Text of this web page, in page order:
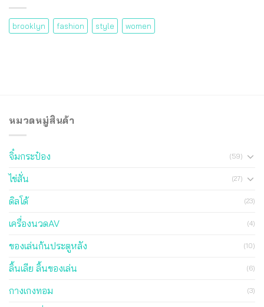
brooklyn fashion style women
หมวดหมู่สินค้า
จิ๋มกระป๋อง (59)
ไข่สั่น (27)
ดิลโด้ (23)
เครื่องนวดAV (4)
ของเล่นก้นประตูหลัง (10)
ลิ้นเลีย ลิ้นของเล่น (6)
กางเกงทอม (3)